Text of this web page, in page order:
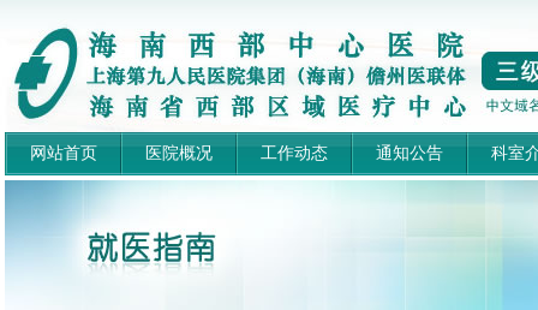
网站首页 医院概况 工作动态 通知公告 科室